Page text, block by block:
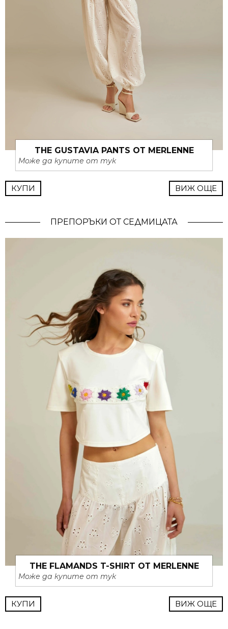
THE GUSTAVIA PANTS ОТ MERLENNE
Може да купите от тук
КУПИ ВИЖ ОЩЕ
ПРЕПОРЪКИ ОТ СЕДМИЦАТА
THE FLAMANDS T-SHIRT ОТ MERLENNE
Може да купите от тук
КУПИ ВИЖ ОЩЕ